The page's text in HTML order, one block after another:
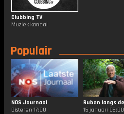
Clubbing TV
Muziek kanaal
Populair
NOS Journaal
Gisteren 17:00
15 januari 06:00